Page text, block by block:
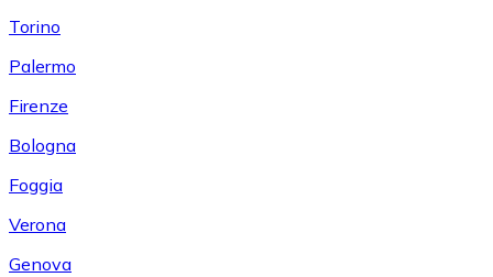
Torino
Palermo
Firenze
Bologna
Foggia
Verona
Genova